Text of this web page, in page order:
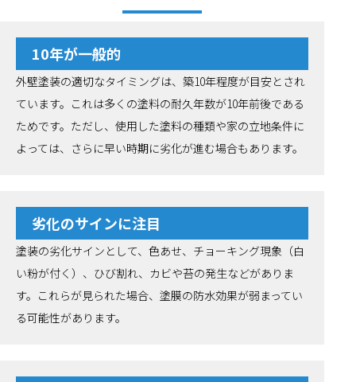
10年が一般的
外壁塗装の適切なタイミングは、築10年程度が目安とされ
ています。これは多くの塗料の耐久年数が10年前後である
ためです。ただし、使用した塗料の種類や家の立地条件に
よっては、さらに早い時期に劣化が進む場合もあります。
劣化のサインに注目
塗装の劣化サインとして、色あせ、チョーキング現象（白
い粉が付く）、ひび割れ、カビや苔の発生などがありま
す。これらが見られた場合、塗膜の防水効果が弱まってい
る可能性があります。